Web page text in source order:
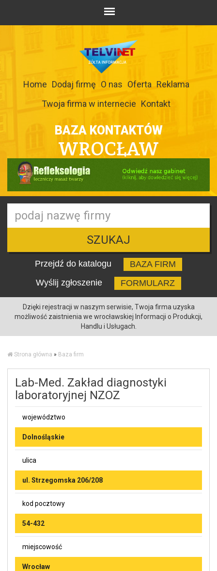
Home Dodaj firmę O nas Oferta Reklama
Twoja firma w internecie Kontakt
BAZA KONTAKTÓW
WROCŁAW
SZUKAJ
Przejdź do katalogu
BAZA FIRM
Wyślij zgłoszenie
FORMULARZ
Dzięki rejestracji w naszym serwisie, Twoja firma uzyska
możliwość zaistnienia we wrocławskiej Informacji o Produkcji,
Handlu i Usługach.
Strona główna » Baza firm
Lab-Med. Zakład diagnostyki
laboratoryjnej NZOZ
województwo
Dolnośląskie
ulica
ul. Strzegomska 206/208
kod pocztowy
54-432
miejscowość
Wrocław